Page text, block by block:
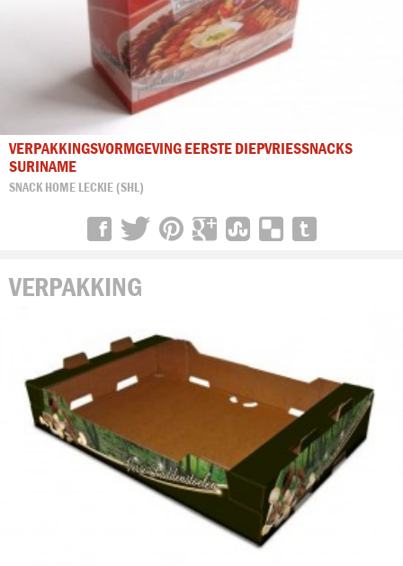
VERPAKKINGSVORMGEVING EERSTE DIEPVRIESSNACKS
SURINAME
SNACK HOME LECKIE (SHL)
VERPAKKING